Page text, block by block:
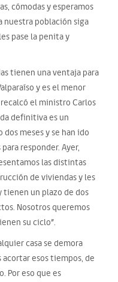
cómodas y esperamos
nuestra población siga
pase la penita y
tienen una ventaja para
y es el menor
el ministro Carlos
definitiva es un
meses y se han ido
responder. Ayer,
las distintas
de viviendas y les
un plazo de dos
Nosotros queremos
su ciclo”.
casa se demora
esos tiempos, de
Por eso que es